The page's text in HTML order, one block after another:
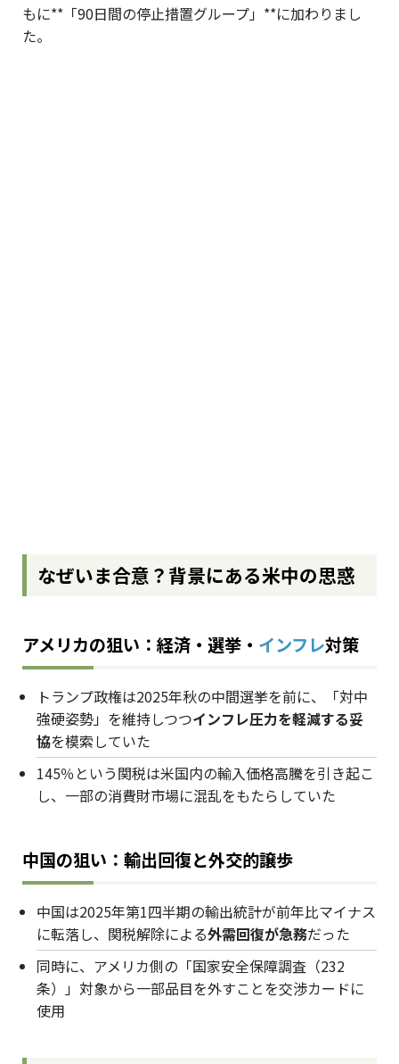
もに**「90日間の停止措置グループ」**に加わりまし
た。
なぜいま合意？背景にある米中の思惑
アメリカの狙い：経済・選挙・ インフレ対策
トランプ政権は2025年秋の中間選挙を前に、「対中
強硬姿勢」を維持しつつインフレ圧力を軽減する妥
協を模索していた
145％という関税は米国内の輸入価格高騰を引き起こ
し、一部の消費財市場に混乱をもたらしていた
中国の狙い：輸出回復と外交的譲歩
中国は2025年第1四半期の輸出統計が前年比マイナス
に転落し、関税解除による外需回復が急務だった
同時に、アメリカ側の「国家安全保障調査（232
条）」対象から一部品目を外すことを交渉カードに
使用